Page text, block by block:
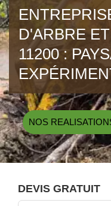
D'ARBRE
11200 :
NOS
DEVIS GRATUIT